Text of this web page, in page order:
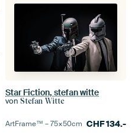
Star Fiction, stefan witte
von Stefan Witte
ArtFrame™ –75×50cm CHF134.-